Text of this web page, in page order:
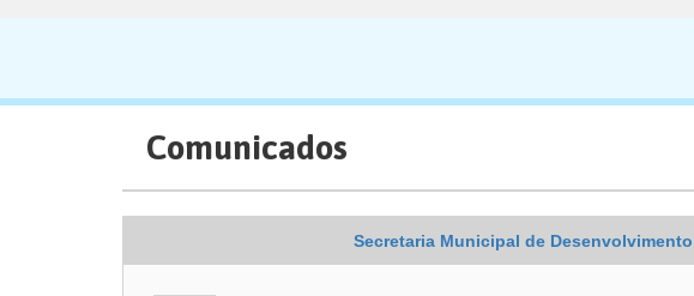
Comunicados
Secretaria Municipal de